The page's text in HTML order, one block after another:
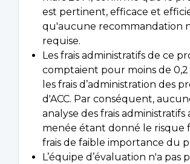
est pertinent, efficace et
qu'aucune recommandation
requise.
Les frais administratifs de ce
comptaient pour moins de 0,2
les frais d’administration des
d'ACC. Par conséquent,
analyse des frais administratifs
menée étant donné le risque
frais de faible importance du
L’équipe d’évaluation n'a pas